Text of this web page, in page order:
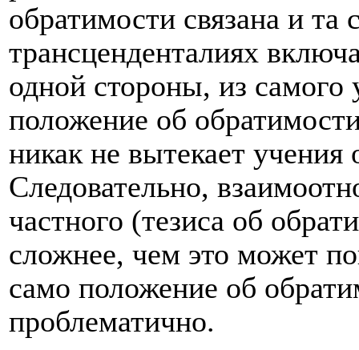
обратимости связана и та
трансценденталиях
одной стороны, из самого
положение об
никак не вытекает учения
Следовательно,
частного (тезиса об
сложнее, чем это может
само положение об
проблематично.